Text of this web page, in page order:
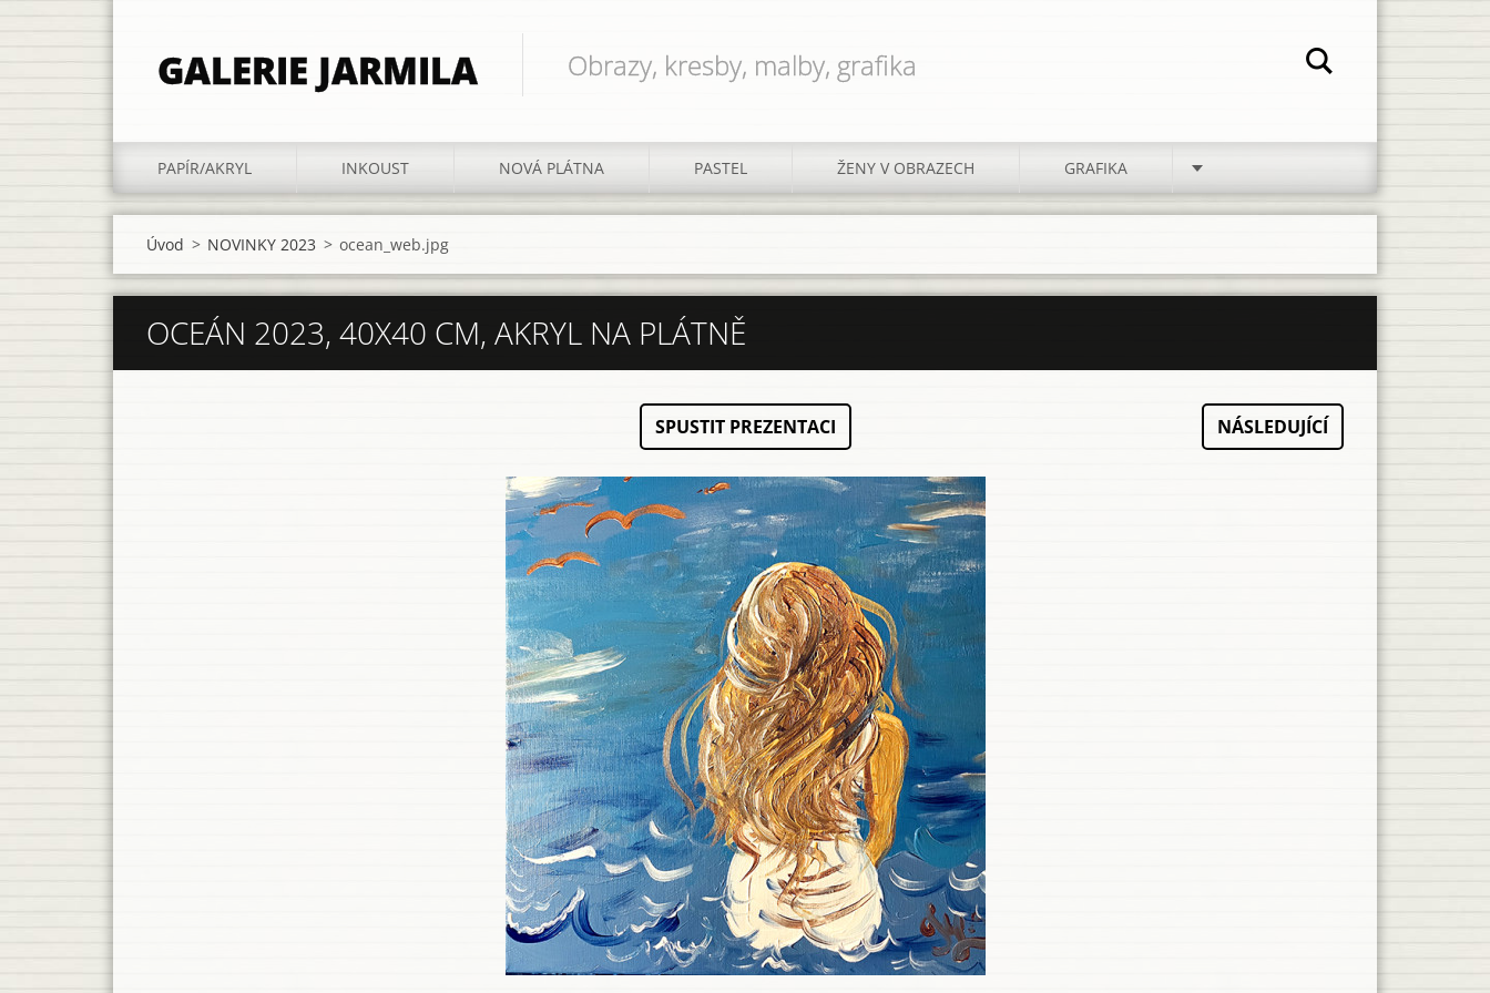
GALERIE JARMILA Obrazy, kresby, malby, grafika
PAPÍR/AKRYL INKOUST NOVÁ PLÁTNA PASTEL ŽENY V OBRAZECH GRAFIKA
Úvod > NOVINKY 2023 > ocean_web.jpg
OCEÁN 2023, 40X40 CM, AKRYL NA PLÁTNĚ
SPUSTIT PREZENTACI NÁSLEDUJÍCÍ